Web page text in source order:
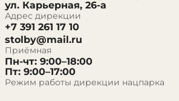
ул. Карьерная, 26-а
Адрес дирекции
+7 391 261 17 10
stolby@mail.ru
Приёмная
Пн-чт: 9:00–18:00
Пт: 9:00–17:00
Режим работы дирекции нацпарка